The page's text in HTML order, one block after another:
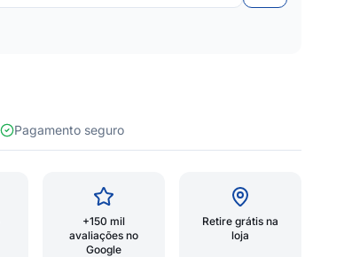
Pagamento seguro
+150 mil
avaliações no
Google
Retire grátis na
loja